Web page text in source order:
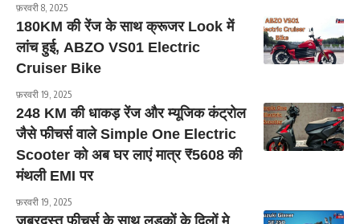
फ़रवरी 8, 2025
180KM की रेंज के साथ क्रूजर Look में
लांच हुई, ABZO VS01 Electric
Cruiser Bike
फ़रवरी 19, 2025
248 KM की धाकड़ रेंज और म्यूजिक कंट्रोल
जैसे फीचर्स वाले Simple One Electric
Scooter को अब घर लाएं मात्र ₹5608 की
मंथली EMI पर
फ़रवरी 19, 2025
जबरदस्त फीचर्स के साथ लड़कों के दिलों मे